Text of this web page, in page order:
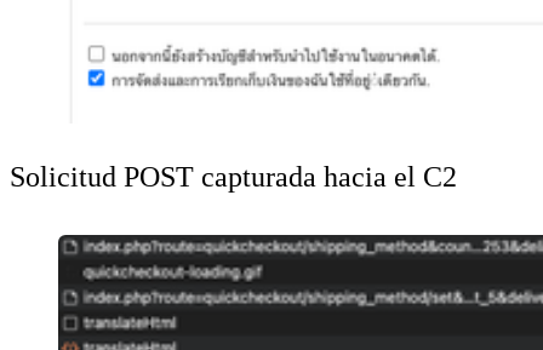
Solicitud POST capturada hacia el C2